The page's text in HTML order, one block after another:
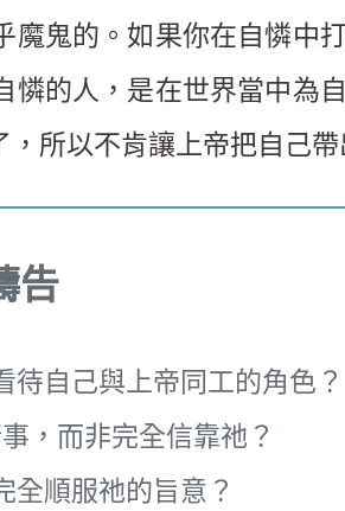
鬼的。如果你在自憐中
的人，是在世界當中為
所以不肯讓上帝把自己帶
告
自己與上帝同工的角色？
，而非完全信靠祂？
全順服祂的旨意？